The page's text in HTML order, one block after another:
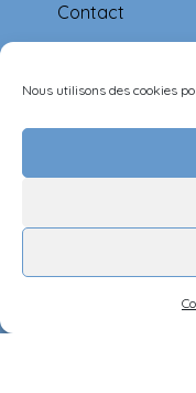
Nous utilisons des cookies
Contact